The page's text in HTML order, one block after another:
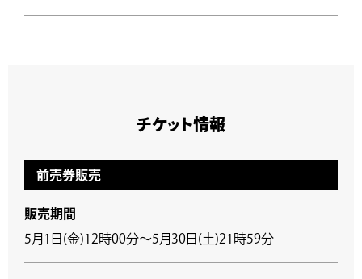
チケット情報
前売券販売
販売期間
5月1日(金)12時00分～5月30日(土)21時59分